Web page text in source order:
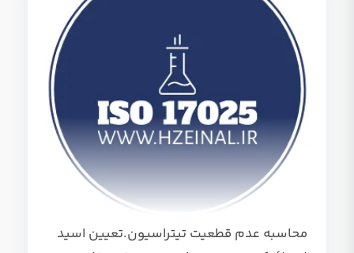
محاسبه عدم قطعیت تیتراسیون.تعیین اسید